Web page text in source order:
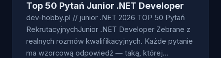
Top 50 Pytań Junior .NET Developer
dev-hobby.pl // junior .NET 2026 TOP 50 Pytań
RekrutacyjnychJunior .NET Developer Zebrane z
realnych rozmów kwalifikacyjnych. Każde pytanie
ma wzorcową odpowiedź — taką, której…